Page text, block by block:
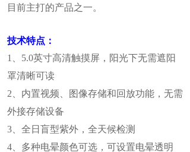
目前主打的产品之一。
技术特点：
1、5.0英寸高清触摸屏，阳光下无需遮阳
罩清晰可读
2、内置视频、图像存储和回放功能，无需
外接存储设备
3、全日盲型紫外，全天候检测
4、多种电晕颜色可选，可设置电晕透明